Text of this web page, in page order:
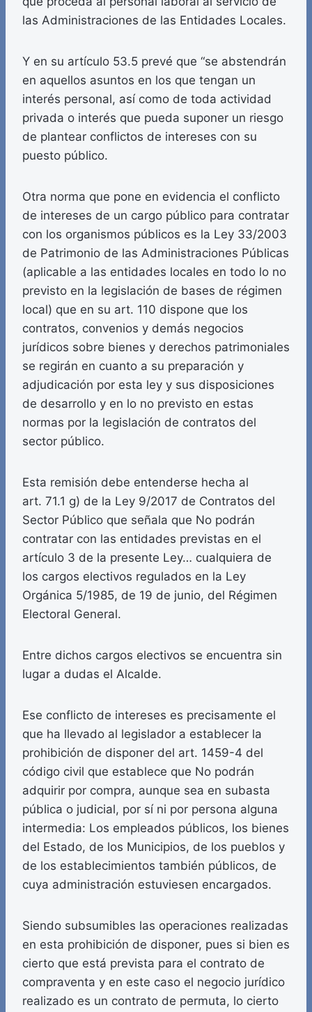
las Administraciones de las Entidades Locales.
Y en su artículo 53.5 prevé que “se abstendrán
en aquellos asuntos en los que tengan un
interés personal, así como de toda actividad
privada o interés que pueda suponer un riesgo
de plantear conflictos de intereses con su
puesto público.
Otra norma que pone en evidencia el conflicto
de intereses de un cargo público para contratar
con los organismos públicos es la Ley 33/2003
de Patrimonio de las Administraciones Públicas
(aplicable a las entidades locales en todo lo no
previsto en la legislación de bases de régimen
local) que en su art. 110 dispone que los
contratos, convenios y demás negocios
jurídicos sobre bienes y derechos patrimoniales
se regirán en cuanto a su preparación y
adjudicación por esta ley y sus disposiciones
de desarrollo y en lo no previsto en estas
normas por la legislación de contratos del
sector público.
Esta remisión debe entenderse hecha al
art. 71.1 g) de la Ley 9/2017 de Contratos del
Sector Público que señala que No podrán
contratar con las entidades previstas en el
artículo 3 de la presente Ley… cualquiera de
los cargos electivos regulados en la Ley
Orgánica 5/1985, de 19 de junio, del Régimen
Electoral General.
Entre dichos cargos electivos se encuentra sin
lugar a dudas el Alcalde.
Ese conflicto de intereses es precisamente el
que ha llevado al legislador a establecer la
prohibición de disponer del art. 1459-4 del
código civil que establece que No podrán
adquirir por compra, aunque sea en subasta
pública o judicial, por sí ni por persona alguna
intermedia: Los empleados públicos, los bienes
del Estado, de los Municipios, de los pueblos y
de los establecimientos también públicos, de
cuya administración estuviesen encargados.
Siendo subsumibles las operaciones realizadas
en esta prohibición de disponer, pues si bien es
cierto que está prevista para el contrato de
compraventa y en este caso el negocio jurídico
realizado es un contrato de permuta, lo cierto